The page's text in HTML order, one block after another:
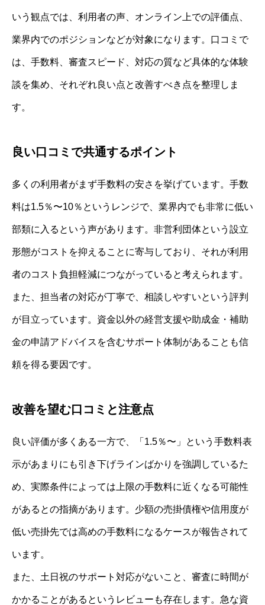
いう観点では、利用者の声、オンライン上での評価点、
業界内でのポジションなどが対象になります。口コミで
は、手数料、審査スピード、対応の質など具体的な体験
談を集め、それぞれ良い点と改善すべき点を整理しま
す。
良い口コミで共通するポイント
多くの利用者がまず手数料の安さを挙げています。手数
料は1.5％〜10％というレンジで、業界内でも非常に低い
部類に入るという声があります。非営利団体という設立
形態がコストを抑えることに寄与しており、それが利用
者のコスト負担軽減につながっていると考えられます。
また、担当者の対応が丁寧で、相談しやすいという評判
が目立っています。資金以外の経営支援や助成金・補助
金の申請アドバイスを含むサポート体制があることも信
頼を得る要因です。
改善を望む口コミと注意点
良い評価が多くある一方で、「1.5％〜」という手数料表
示があまりにも引き下げラインばかりを強調しているた
め、実際条件によっては上限の手数料に近くなる可能性
があるとの指摘があります。少額の売掛債権や信用度が
低い売掛先では高めの手数料になるケースが報告されて
います。
また、土日祝のサポート対応がないこと、審査に時間が
かかることがあるというレビューも存在します。急な資